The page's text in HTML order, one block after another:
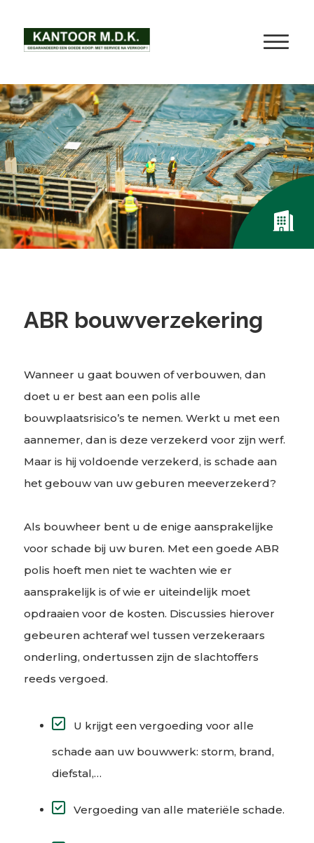
ABR bouwverzekering
Wanneer u gaat bouwen of verbouwen, dan
doet u er best aan een polis alle
bouwplaatsrisico’s te nemen. Werkt u met een
aannemer, dan is deze verzekerd voor zijn werf.
Maar is hij voldoende verzekerd, is schade aan
het gebouw van uw geburen meeverzekerd?
Als bouwheer bent u de enige aansprakelijke
voor schade bij uw buren. Met een goede ABR
polis hoeft men niet te wachten wie er
aansprakelijk is of wie er uiteindelijk moet
opdraaien voor de kosten. Discussies hierover
gebeuren achteraf wel tussen verzekeraars
onderling, ondertussen zijn de slachtoffers
reeds vergoed.
U krijgt een vergoeding voor alle
schade aan uw bouwwerk: storm, brand,
diefstal,…
Vergoeding van alle materiële schade.